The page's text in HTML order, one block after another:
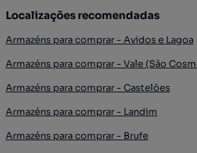
Localizações recomendadas
Armazéns para comprar - Avidos e Lagoa
Armazéns para comprar - Vale (São
Armazéns para comprar - Castelões
Armazéns para comprar - Landim
Armazéns para comprar - Brufe